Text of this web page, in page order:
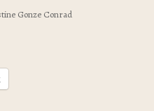
Gonze Conrad